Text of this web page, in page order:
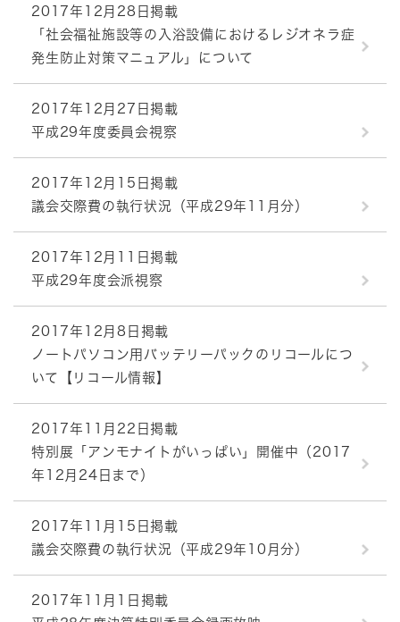
2017年12月28日掲載
「社会福祉施設等の入浴設備におけるレジオネラ症
発生防止対策マニュアル」について
2017年12月27日掲載
平成29年度委員会視察
2017年12月15日掲載
議会交際費の執行状況（平成29年11月分）
2017年12月11日掲載
平成29年度会派視察
2017年12月8日掲載
ノートパソコン用バッテリーパックのリコールにつ
いて【リコール情報】
2017年11月22日掲載
特別展「アンモナイトがいっぱい」開催中（2017
年12月24日まで）
2017年11月15日掲載
議会交際費の執行状況（平成29年10月分）
2017年11月1日掲載